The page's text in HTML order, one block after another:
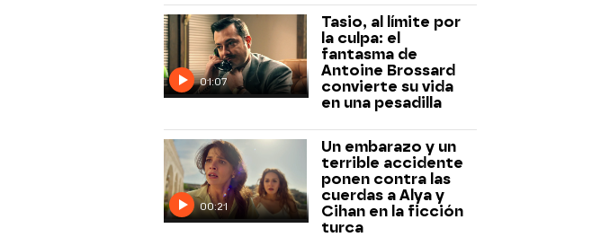
01:07
Tasio, al límite por
la culpa: el
fantasma de
Antoine Brossard
convierte su vida
en una pesadilla
00:21
Un embarazo y un
terrible accidente
ponen contra las
cuerdas a Alya y
Cihan en la ficción
turca